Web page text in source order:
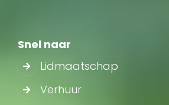
Snel naar
Lidmaatschap
Verhuur